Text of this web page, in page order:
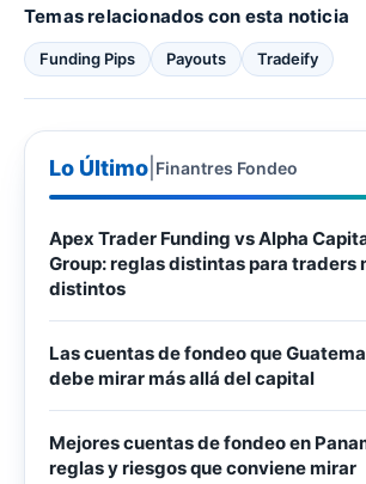
Temas relacionados con esta noticia
Funding Pips Payouts Tradeify
Lo Último Finantres Fondeo
Apex Trader Funding vs Alpha
Group: reglas distintas para traders
distintos
Las cuentas de fondeo que
debe mirar más allá del capital
Mejores cuentas de fondeo en
reglas y riesgos que conviene mirar